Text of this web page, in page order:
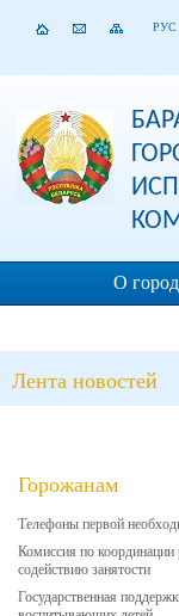
РУС
О
Лента новостей
Горожанам
Телефоны первой
Комиссия по координации
содействию занятости
Государственная